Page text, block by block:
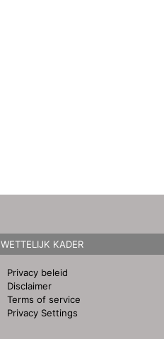
WETTELIJK KADER
Privacy beleid
Disclaimer
Terms of service
Privacy Settings